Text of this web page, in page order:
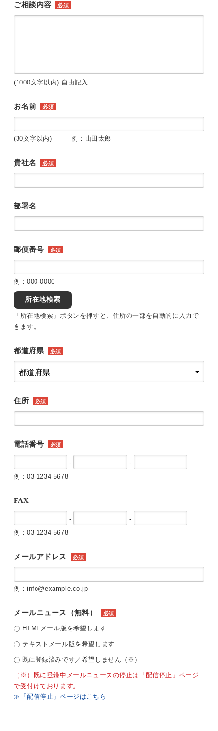
ご相談内容 必須
(1000文字以内) 自由記入
お名前 必須
(30文字以内) 例：山田太郎
貴社名 必須
部署名
郵便番号 必須
例：000-0000
所在地検索
「所在地検索」ボタンを押すと、住所の一部を自動的に入力で
きます。
都道府県 必須
住所 必須
電話番号 必須
-
-
例：03-1234-5678
FAX
-
-
例：03-1234-5678
メールアドレス 必須
例：info@example.co.jp
メールニュース（無料） 必須
HTMLメール版を希望します
テキストメール版を希望します
既に登録済みです／希望しません（※）
（※）既に登録中メールニュースの停止は「配信停止」ページ
で受付けております。
≫「配信停止」ページはこちら